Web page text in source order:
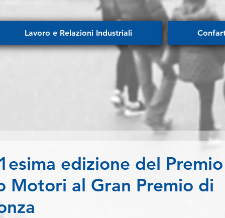
Lavoro e Relazioni Industriali
edizione del Premio
Motori al Gran Premio di